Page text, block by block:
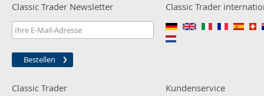
Classic Trader Newsletter
Bestellen
Classic Trader
Classic Trader Kundenservice